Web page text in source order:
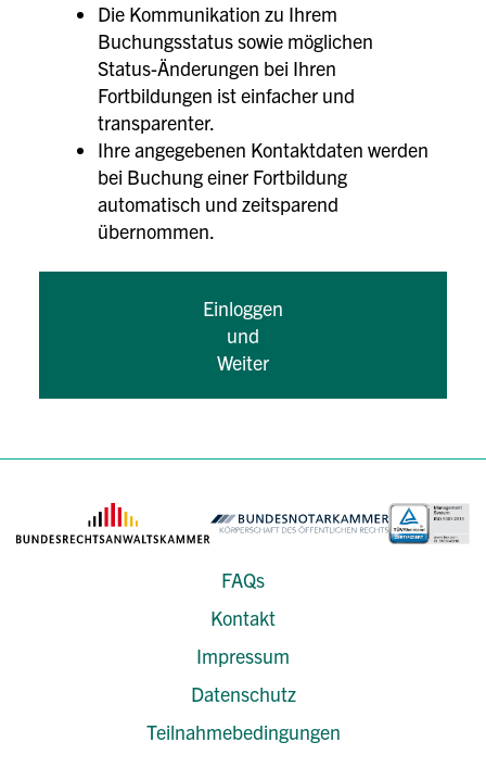
Die Kommunikation zu Ihrem
Buchungsstatus sowie möglichen
Status-Änderungen bei Ihren
Fortbildungen ist einfacher und
transparenter.
Ihre angegebenen Kontaktdaten werden
bei Buchung einer Fortbildung
automatisch und zeitsparend
übernommen.
Einloggen
und
Weiter
FAQs
Kontakt
Impressum
Datenschutz
Teilnahmebedingungen